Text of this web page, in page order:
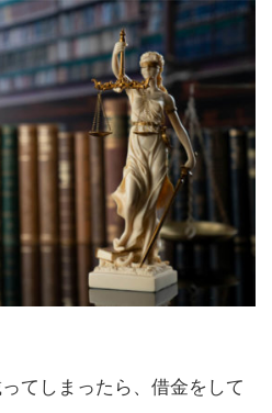
てしまったら、借金をして